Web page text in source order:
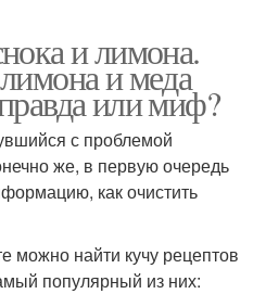
и лимона.
и меда
или миф?
с проблемой
же, в первую очередь
как очистить
можно найти кучу рецептов
популярный из них: